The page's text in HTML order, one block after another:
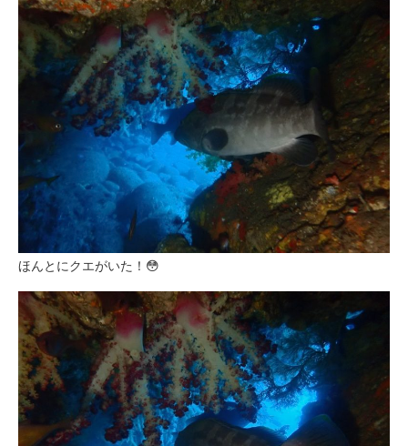
ほんとにクエがいた！😳